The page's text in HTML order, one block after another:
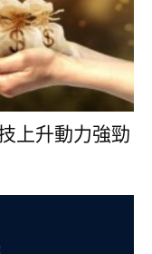
上升動力強勁